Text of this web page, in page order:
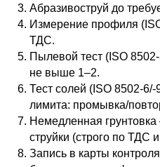
Абразивоструй до
Измерение профиля
ТДС.
Пылевой тест (ISO
не выше 1–2.
Тест солей (ISO 8502-
лимита: промывка/
Немедленная
струйки (строго по ТДС
Запись в карты